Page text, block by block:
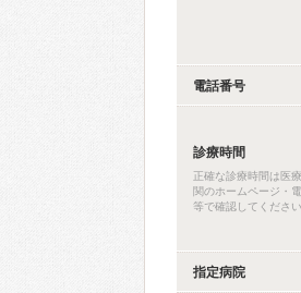
電話番号
診療時間
正確な診療時間は医
関のホームページ・
等で確認してください
指定病院